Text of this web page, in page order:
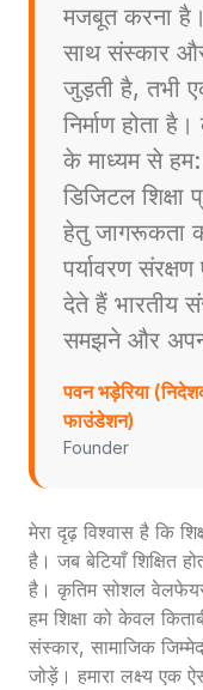
मजबूत करना
साथ संस्कार
जुड़ती है, तभी
निर्माण होता
के माध्यम से
डिजिटल शिक्षा
हेतु जागरूकता
पर्यावरण
देते हैं भारतीय
समझने और
पवन भड़ेरिया
फाउंडेशन)
Founder
मेरा दृढ़ विश्वास है कि
है। जब बेटियाँ शिक्षित
है। कृतिम सोशल
हम शिक्षा को केवल
संस्कार, सामाजिक
जोड़ें। हमारा लक्ष्य एक